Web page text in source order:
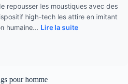
repousser les moustiques avec des
high-tech les attire en imitant
humaine... Lire la suite
pour homme